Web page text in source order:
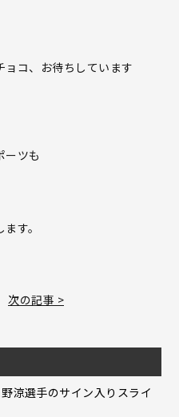
コ、お待ちしています
ーツも
す。
次の記事 >
涼選手のサイン入りスライ